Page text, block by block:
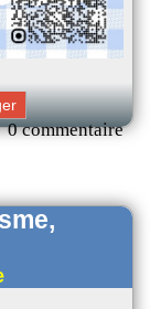
0 commentaire